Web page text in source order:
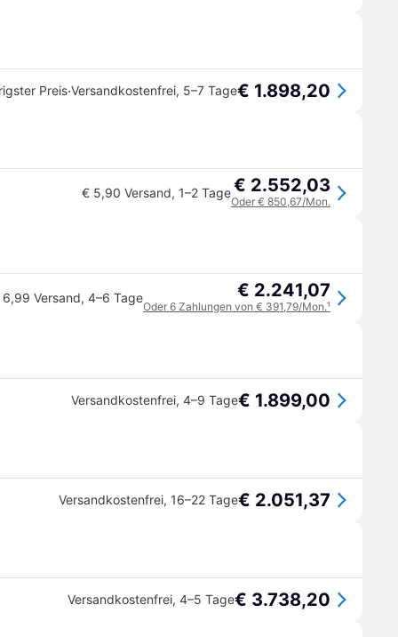
Preis·Versandkostenfrei, 5–7 Tage€ 1.898,20
€ 5,90 Versand, 1–2 Tage€ 2.552,03
Oder € 850,67/Mon.
Versand, 4–6 Tage € 2.241,07
Oder 6 Zahlungen von € 391,79/Mon.¹
Versandkostenfrei, 4–9 Tage€ 1.899,00
Versandkostenfrei, 16–22 Tage€ 2.051,37
Versandkostenfrei, 4–5 Tage€ 3.738,20